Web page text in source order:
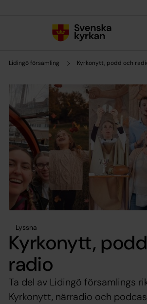
Lidingö församling Kyrkonytt, podd och
Lyssna
Kyrkonytt,
radio
Ta del av Lidingö församlings
Kyrkonytt, närradio och